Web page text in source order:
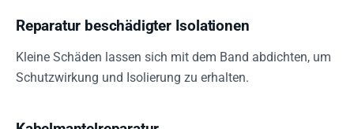
Reparatur beschädigter Isolationen
Kleine Schäden lassen sich mit dem Band abdichten, um
Schutzwirkung und Isolierung zu erhalten.